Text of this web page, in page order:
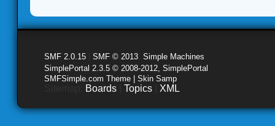
SMF 2.0.15 SMF © 2013 Simple Machines
SimplePortal 2.3.5 © 2008-2012, SimplePortal
SMFSimple.com Theme | Skin Samp
Boards Topics XML